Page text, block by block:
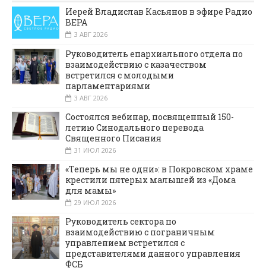
Иерей Владислав Касьянов в эфире Радио
ВЕРА
3 АВГ 2026
Руководитель епархиального отдела по
взаимодействию с казачеством
встретился с молодыми
парламентариями
3 АВГ 2026
Состоялся вебинар, посвященный 150-
летию Синодального перевода
Священного Писания
31 ИЮЛ 2026
«Теперь мы не одни»: в Покровском храме
крестили пятерых малышей из «Дома
для мамы»
29 ИЮЛ 2026
Руководитель сектора по
взаимодействию с пограничным
управлением встретился с
представителями данного управления
ФСБ